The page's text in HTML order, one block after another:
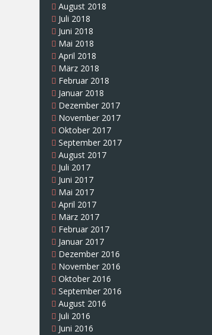
August 2018
Juli 2018
Juni 2018
Mai 2018
April 2018
März 2018
Februar 2018
Januar 2018
Dezember 2017
November 2017
Oktober 2017
September 2017
August 2017
Juli 2017
Juni 2017
Mai 2017
April 2017
März 2017
Februar 2017
Januar 2017
Dezember 2016
November 2016
Oktober 2016
September 2016
August 2016
Juli 2016
Juni 2016